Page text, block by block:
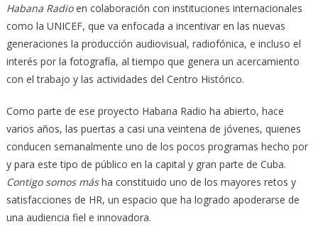
Habana Radioen colaboración con instituciones internacionales
como la UNICEF, que va enfocada a incentivar en las nuevas
generaciones la producción audiovisual, radiofónica, e incluso el
interés por la fotografía, al tiempo que genera un acercamiento
con el trabajo y las actividades del Centro Histórico.
Como parte de ese proyecto Habana Radio ha abierto, hace
varios años, las puertas a casi una veintena de jóvenes, quienes
conducen semanalmente uno de los pocos programas hecho por
y para este tipo de público en la capital y gran parte de Cuba.
Contigo somos másha constituido uno de los mayores retos y
satisfacciones de HR, un espacio que ha logrado apoderarse de
una audiencia fiel e innovadora.